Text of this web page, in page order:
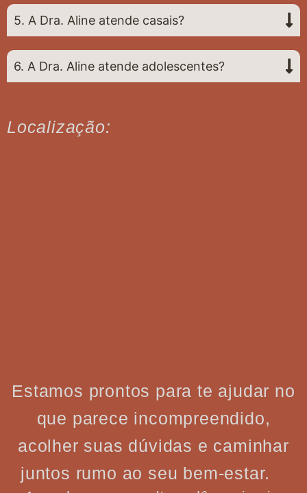
5. A Dra. Aline atende casais?
6. A Dra. Aline atende adolescentes?
Localização:
Estamos prontos para te ajudar no
que parece incompreendido,
acolher suas dúvidas e caminhar
juntos rumo ao seu bem-estar.